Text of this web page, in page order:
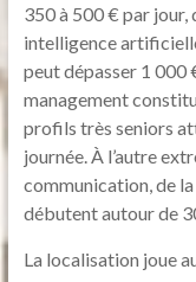
350 à 500 € par jour,
intelligence
peut dépasser 1 000
management
profils très seniors
journée. À l’autre
communication, de
débutent autour de
La localisation joue